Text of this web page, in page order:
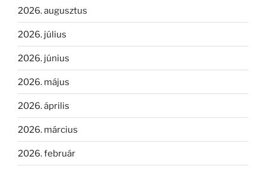
2026. augusztus
2026. július
2026. június
2026. május
2026. április
2026. március
2026. február